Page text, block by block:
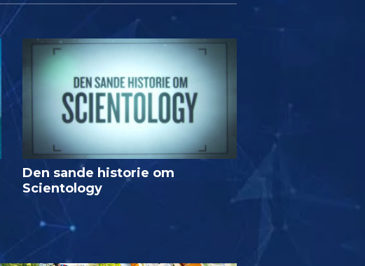
Den sande historie om
Scientology